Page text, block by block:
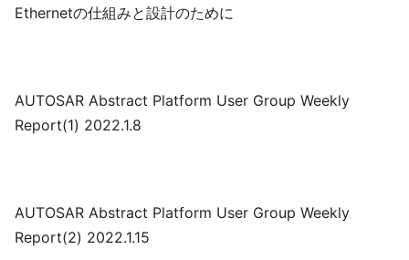
Ethernetの仕組みと設計のために
AUTOSAR Abstract Platform User Group Weekly
Report(1) 2022.1.8
AUTOSAR Abstract Platform User Group Weekly
Report(2) 2022.1.15